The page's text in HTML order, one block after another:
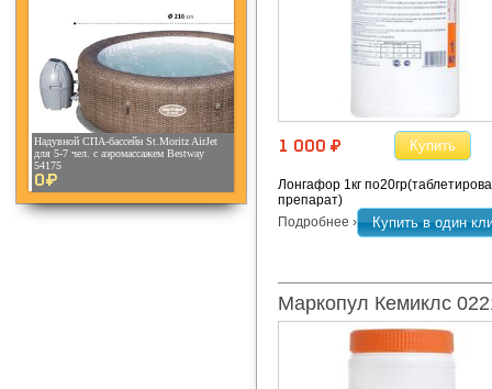
Надувной СПА-бассейн St.Moritz AirJet
для 5-7 чел. с аэромассажем Bestway
54175
0¤
1 000 ¤ Купить
Лонгафор 1кг
препарат)
Подробнее ›
Купить в один
Маркопул Кемиклс